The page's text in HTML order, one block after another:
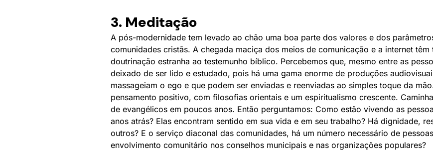
3. Meditação
A pós-modernidade tem levado ao chão uma boa parte dos valores e dos
comunidades cristãs. A chegada maciça dos meios de comunicação e a internet
doutrinação estranha ao testemunho bíblico. Percebemos que, mesmo entre as
deixado de ser lido e estudado, pois há uma gama enorme de produções
massageiam o ego e que podem ser enviadas e reenviadas ao simples toque da
pensamento positivo, com filosofias orientais e um espiritualismo crescente.
de evangélicos em poucos anos. Então perguntamos: Como estão vivendo as
anos atrás? Elas encontram sentido em sua vida e em seu trabalho? Há dignidade,
outros? E o serviço diaconal das comunidades, há um número necessário de
envolvimento comunitário nos conselhos municipais e nas organizações populares?